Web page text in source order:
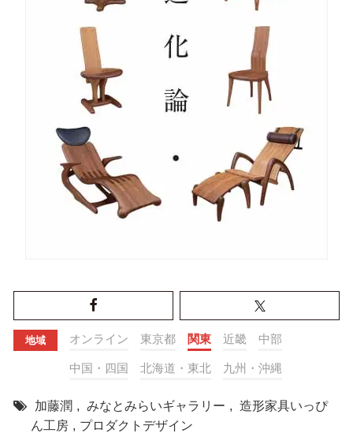
地域 オンライン 東京都 関東 近畿 中部
中国・四国 北海道・東北 九州・沖縄
加藤潤 , みなとみらいギャラリー , 造形家具いっぴ
ん工房 , プロダクトデザイン